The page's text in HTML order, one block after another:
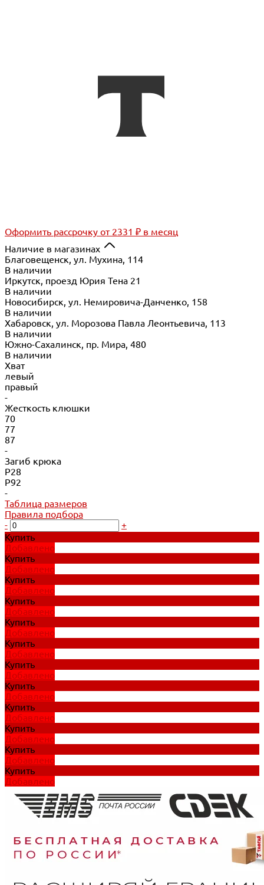
Оформить рассрочку от 2331 ₽ в месяц
Наличие в магазинах
Благовещенск, ул. Мухина, 114
В наличии
Иркутск, проезд Юрия Тена 21
В наличии
Новосибирск, ул. Немировича-Данченко, 158
В наличии
Хабаровск, ул. Морозова Павла Леонтьевича, 113
В наличии
Южно-Сахалинск, пр. Мира, 480
В наличии
Хват
левый
правый
-
Жесткость клюшки
70
77
87
-
Загиб крюка
P28
P92
-
Таблица размеров
Правила подбора
-
+
Купить
Добавлено
Купить
Добавлено
Купить
Добавлено
Купить
Добавлено
Купить
Добавлено
Купить
Добавлено
Купить
Добавлено
Купить
Добавлено
Купить
Добавлено
Купить
Добавлено
Купить
Добавлено
Купить
Добавлено